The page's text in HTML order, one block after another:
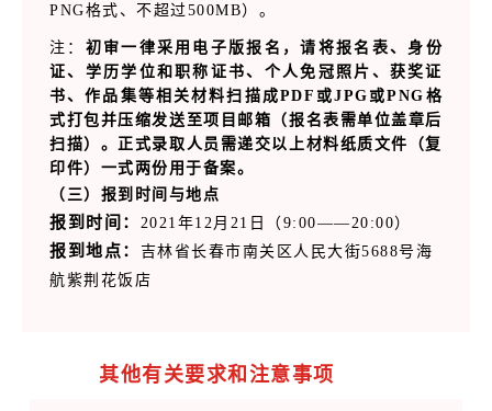
PNG格式、不超过500MB）。
注： 初审一律采用电子版报名，请将报名表、身份
证、学历学位和职称证书、个人免冠照片、获奖证
书、作品集等相关材料扫描成PDF或JPG或PNG 格
式打包并压缩发送至项目邮箱（报名表需单位盖章后
扫描）。正式录取人员需递交以上材料纸质文件（复
印件）一式两份用于备案。
（三）报到时间与地点
报到时间： 2021年12月21日（9:00——20:00）
报到地点： 吉林省长春市南关区人民大街5688号海
航紫荆花饭店
其他有关要求和注意事项